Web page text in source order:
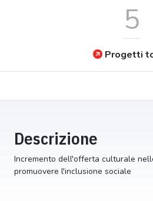
5
Progetti
Descrizione
Incremento dell'offerta culturale
promuovere l'inclusione sociale